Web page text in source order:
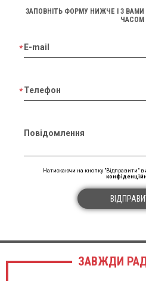
ЗАПОВНІТЬ ФОРМУ НИЖЧЕ І З
ЧАСОМ
E-mail
Телефон
Повідомлення
Натискаючи на кнопку "Відправити"
ЗАВЖДИ